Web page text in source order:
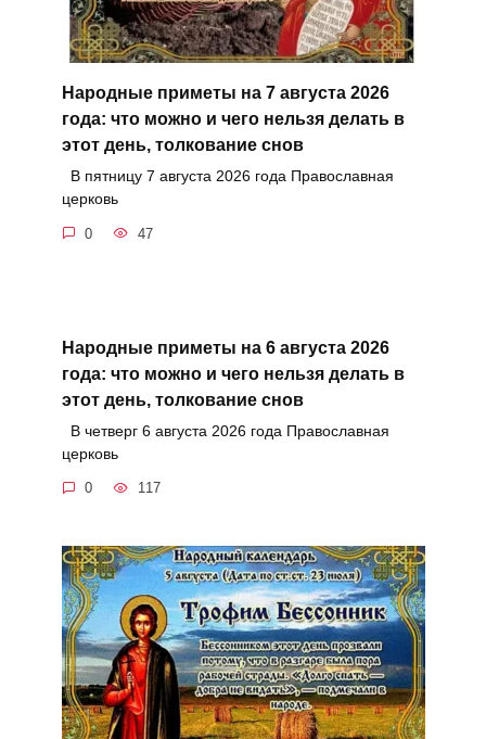
Народные приметы на 7 августа 2026
года: что можно и чего нельзя делать в
этот день, толкование снов
В пятницу 7 августа 2026 года Православная
церковь
0 47
Народные приметы на 6 августа 2026
года: что можно и чего нельзя делать в
этот день, толкование снов
В четверг 6 августа 2026 года Православная
церковь
0 117